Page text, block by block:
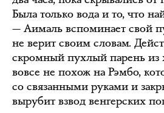
Была только вода и то, что
— Аималь вспоминает свой
не верит своим словам.
скромный пухлый парень
вовсе не похож на Рэмбо,
со связанными руками и
вырубит взвод венгерских